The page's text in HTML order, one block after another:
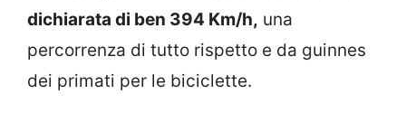
dichiarata di ben 394 Km/h, una
percorrenza di tutto rispetto e da guinnes
dei primati per le biciclette.